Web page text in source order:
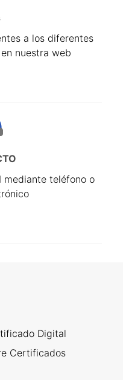
a los diferentes
nuestra web
mediante teléfono o
Digital
Certificados